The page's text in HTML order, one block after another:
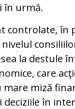
în urmă.
controlate, în
nivelul
la destule
care
mare miză
deciziile în